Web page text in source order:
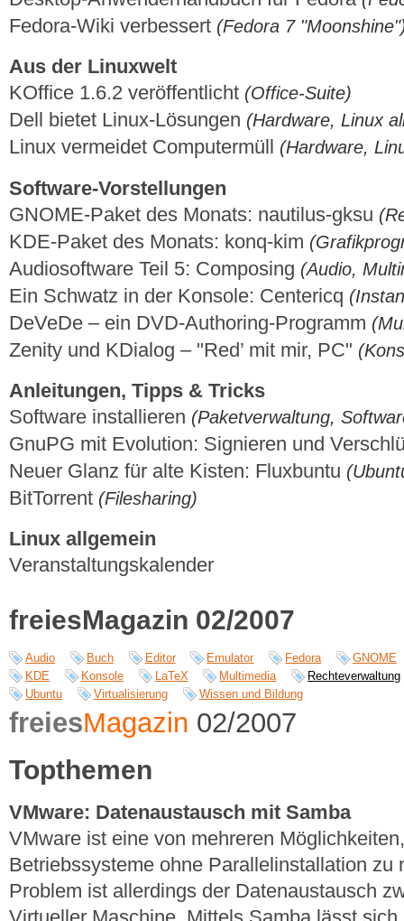
Fedora-Wiki verbessert (Fedora 7
Aus der Linuxwelt
KOfﬁce 1.6.2 veröffentlicht (Office-Suite)
Dell bietet Linux-Lösungen (Hardware, Linux
Linux vermeidet Computermüll (Hardware,
Software-Vorstellungen
GNOME-Paket des Monats: nautilus-gksu
KDE-Paket des Monats: konq-kim
Audiosoftware Teil 5: Composing (Audio,
Ein Schwatz in der Konsole: Centericq
DeVeDe – ein DVD-Authoring-Programm
Zenity und KDialog – "Red’ mit mir, PC"
Anleitungen, Tipps & Tricks
Software installieren (Paketverwaltung,
GnuPG mit Evolution: Signieren und
Neuer Glanz für alte Kisten: Fluxbuntu
BitTorrent (Filesharing)
Linux allgemein
Veranstaltungskalender
freiesMagazin 02/2007
Audio Buch Editor Emulator Fedora
GNOME
KDE
Konsole LaTeX Multimedia
Rechteverwaltung
Ubuntu
Virtualisierung Wissen und Bildung
freiesMagazin 02/2007
Topthemen
VMware: Datenaustausch mit Samba
VMware ist eine von mehreren
Betriebssysteme ohne Parallelinstallation zu
Problem ist allerdings der Datenaustausch